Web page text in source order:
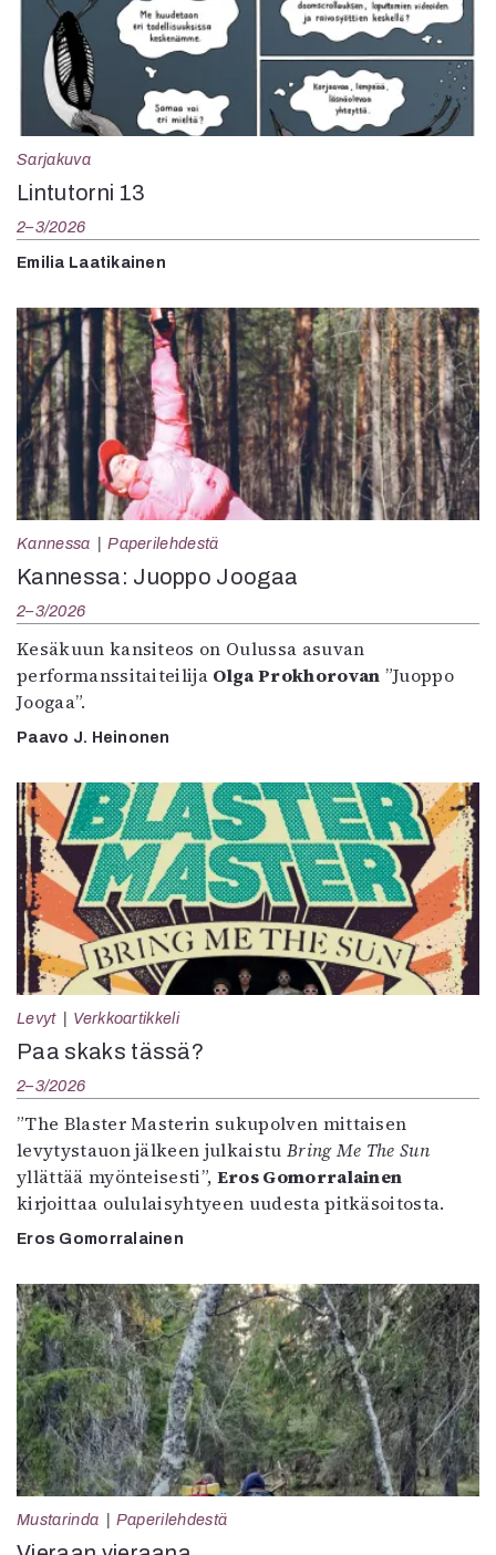
Sarjakuva
Lintutorni 13
2–3/2026
Emilia Laatikainen
Kannessa Paperilehdestä
Kannessa: Juoppo Joogaa
2–3/2026
Kesäkuun kansiteos on Oulussa asuvan
performanssitaiteilija Olga Prokhorovan ”Juoppo
Joogaa”.
Paavo J. Heinonen
Levyt Verkkoartikkeli
Paa skaks tässä?
2–3/2026
”The Blaster Masterin sukupolven mittaisen
levytystauon jälkeen julkaistu Bring Me The Sun
yllättää myönteisesti”, Eros Gomorralainen
kirjoittaa oululaisyhtyeen uudesta pitkäsoitosta.
Eros Gomorralainen
Mustarinda Paperilehdestä